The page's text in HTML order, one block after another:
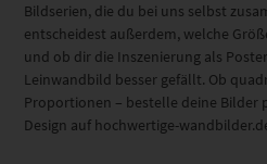
Bildserien, die du bei uns selbst
entscheidest außerdem, welche
und ob dir die Inszenierung als
Leinwandbild besser gefällt. Ob
Proportionen – bestelle deine Bilder
Design auf hochwertige-